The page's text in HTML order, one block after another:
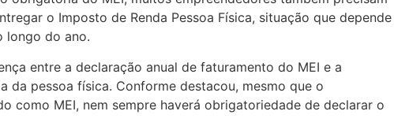
o Imposto de Renda Pessoa Física, situação que depende
longo do ano.
entre a declaração anual de faturamento do MEI e a
da pessoa física. Conforme destacou, mesmo que o
como MEI, nem sempre haverá obrigatoriedade de declarar o